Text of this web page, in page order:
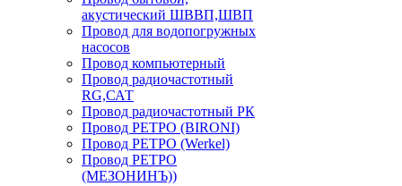
акустический ШВВП,ШВП
Провод для водопогружных
насосов
Провод компьютерный
Провод радиочастотный
RG,САТ
Провод радиочастотный РК
Провод РЕТРО (BIRONI)
Провод РЕТРО (Werkel)
Провод РЕТРО
(МЕЗОНИНЪ))